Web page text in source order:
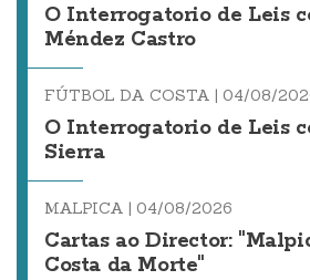
O Interrogatorio de Leis
Méndez Castro
FÚTBOL DA COSTA | 04/08/
O Interrogatorio de Leis
Sierra
MALPICA | 04/08/2026
Cartas ao Director:
Costa da Morte"